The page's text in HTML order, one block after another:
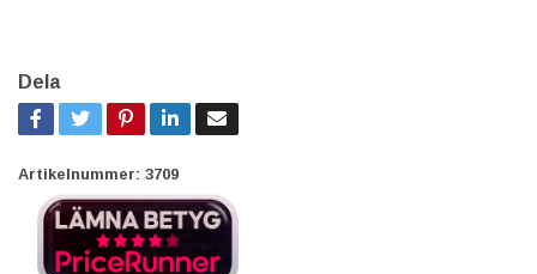
Dela
Artikelnummer: 3709